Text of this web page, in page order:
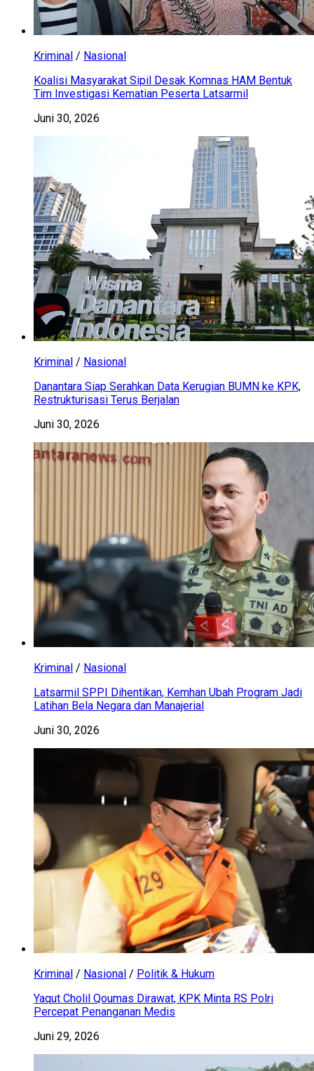
Kriminal / Nasional
Koalisi Masyarakat Sipil Desak Komnas HAM Bentuk
Tim Investigasi Kematian Peserta Latsarmil
Juni 30, 2026
Kriminal / Nasional
Danantara Siap Serahkan Data Kerugian BUMN ke KPK,
Restrukturisasi Terus Berjalan
Juni 30, 2026
Kriminal / Nasional
Latsarmil SPPI Dihentikan, Kemhan Ubah Program Jadi
Latihan Bela Negara dan Manajerial
Juni 30, 2026
Kriminal / Nasional / Politik & Hukum
Yaqut Cholil Qoumas Dirawat, KPK Minta RS Polri
Percepat Penanganan Medis
Juni 29, 2026